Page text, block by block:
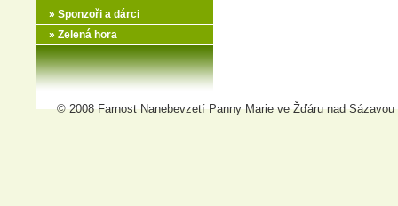
» Sponzoři a dárci
» Zelená hora
© 2008 Farnost Nanebevzetí Panny Marie ve Žďáru nad Sázavou